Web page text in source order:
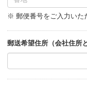
※ 郵便番号をご入力いた
郵送希望住所（会社住所